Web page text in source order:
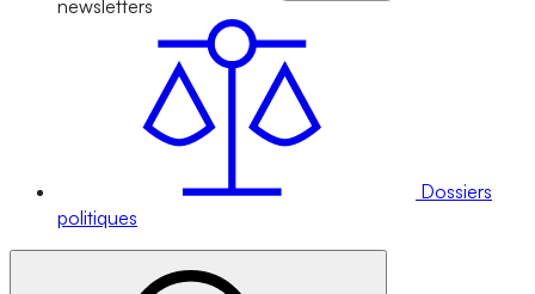
newsletters
Dossiers
politiques